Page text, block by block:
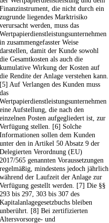
Finanzinstrument, die nicht durch ein
zugrunde liegendes Marktrisiko
verursacht werden, muss das
Wertpapierdienstleistungsunternehmen
in zusammengefasster Weise
darstellen, damit der Kunde sowohl
die Gesamtkosten als auch die
kumulative Wirkung der Kosten auf
die Rendite der Anlage verstehen kann.
[5] Auf Verlangen des Kunden muss
das
Wertpapierdienstleistungsunternehmen
eine Aufstellung, die nach den
einzelnen Posten aufgegliedert ist, zur
Verfügung stellen. [6] Solche
Informationen sollen dem Kunden
unter den in Artikel 50 Absatz 9 der
Delegierten Verordnung (EU)
2017/565 genannten Voraussetzungen
regelmäßig, mindestens jedoch jährlich
während der Laufzeit der Anlage zur
Verfügung gestellt werden. [7] Die §§
293 bis 297, 303 bis 307 des
Kapitalanlagegesetzbuchs bleiben
unberührt. [8] Bei zertifizierten
Altersvorsorge- und